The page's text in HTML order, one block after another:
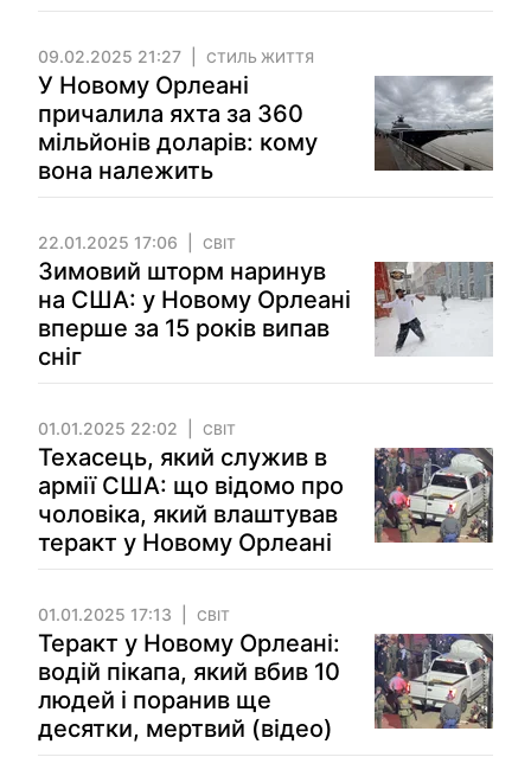
09.02.2025 21:27 СТИЛЬ ЖИТТЯ
У Новому Орлеані
причалила яхта за 360
мільйонів доларів: кому
вона належить
22.01.2025 17:06 СВІТ
Зимовий шторм наринув
на США: у Новому Орлеані
вперше за 15 років випав
сніг
01.01.2025 22:02 СВІТ
Техасець, який служив в
армії США: що відомо про
чоловіка, який влаштував
теракт у Новому Орлеані
01.01.2025 17:13 СВІТ
Теракт у Новому Орлеані:
водій пікапа, який вбив 10
людей і поранив ще
десятки, мертвий (відео)